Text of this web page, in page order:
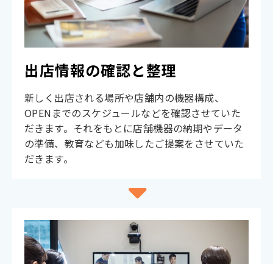
出店情報の確認と整理
新しく出店される場所や店舗内の機器構成、
OPENまでのスケジュールなどを確認させていた
だきます。それをもとに店舗機器の納期やデータ
の準備、教育なども加味したご提案をさせていた
だきます。